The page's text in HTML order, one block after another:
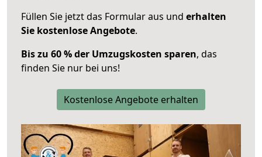
Füllen Sie jetzt das Formular aus und erhalten
Sie kostenlose Angebote.
Bis zu 60 % der Umzugskosten sparen, das
finden Sie nur bei uns!
Kostenlose Angebote erhalten